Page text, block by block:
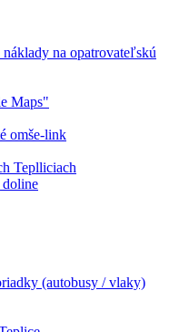
na opatrovateľskú
Maps"
omše-link
Teplliciach
(autobusy / vlaky)